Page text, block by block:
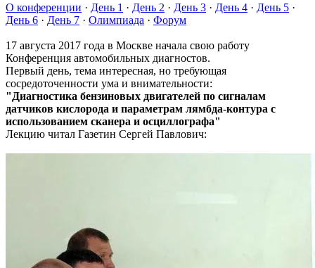
О конференции · День 1 · День 2 · День 3 · День 4 · День 5 ·
День 6 · День 7 · Олимпиада · Форум
17 августа 2017 года в Москве начала свою работу
Конференция автомобильных диагностов.
Первый день, тема интересная, но требующая
сосредоточенности ума и внимательности:
"Диагностика бензиновых двигателей по сигналам
датчиков кислорода и параметрам лямбда-контура с
использованием сканера и осциллографа"
Лекцию читал Газетин Сергей Павлович: